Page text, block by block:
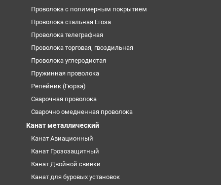
Проволока с полимерным покрытием
Проволока стальная Егоза
Проволока телеграфная
Проволока торговая, гвоздильная
Проволока углеродистая
Пружинная проволока
Репейник (Гюрза)
Сварочная проволока
Сварочно омедненная проволока
Канат металлический
Канат Авиационный
Канат Грозозащитный
Канат Двойной свивки
Канат для буровых установок